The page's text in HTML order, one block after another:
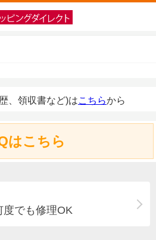
、領収書など)はこちらから
はこちら
度でも修理OK